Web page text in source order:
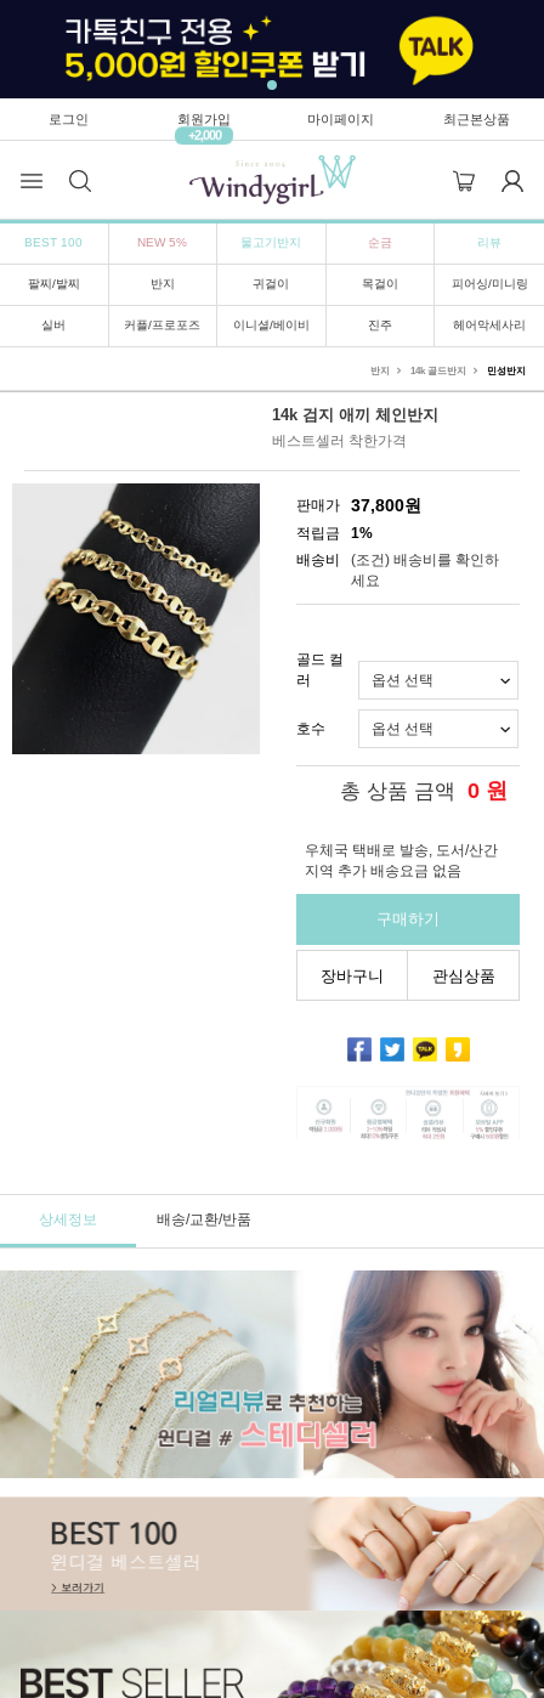
로그인
회원가입
+2,000
마이페이지 최근본상품
BEST 100 NEW 5% 물고기반지 순금 리뷰
팔찌/발찌 반지 귀걸이 목걸이 피어싱/미니링
실버 커플/프로포즈 이니셜/베이비 진주 헤어악세사리
반지 14k 골드반지 민성반지
14k 검지 애끼 체인반지
베스트셀러 착한가격
판매가 37,800원
적립금
1%
배송비
(조건) 배송비를 확인하
세요
골드 컬
러
호수
총 상품 금액 0 원
우체국 택배로 발송, 도서/산간
지역 추가 배송요금 없음
구매하기
장바구니 관심상품
상세정보 배송/교환/반품